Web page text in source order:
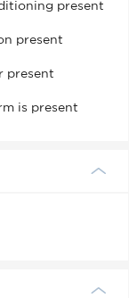
present
present
present
is present